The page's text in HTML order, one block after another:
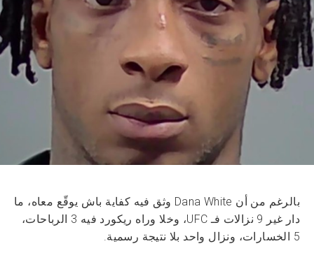
بالرغم من أن Dana White وثق فيه كفاية باش يوقّع معاه، ما
دار غير 9 نزالات فـ UFC، وخلا وراه ريكورد فيه 3 الرباحات،
5 الخسارات، ونزال واحد بلا نتيجة رسمية.